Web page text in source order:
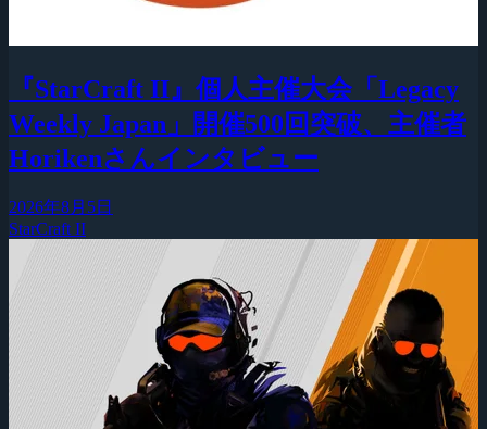
『StarCraft II』個人主催大会「Legacy
Weekly Japan」開催500回突破、主催者
Horikenさんインタビュー
2026年8月5日
StarCraft II